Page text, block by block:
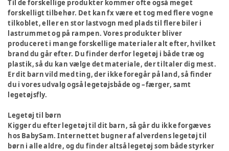
Til de forskellige produkter kommer ofte også meget
forskelligt tilbehør. Det kan fx være et tog med flere vogne
tilkoblet, eller en stor lastvogn med plads til flere biler i
lastrummet og på rampen. Vores produkter bliver
produceret i mange forskellige materialer alt efter, hvilket
brand du går efter. Du finder derfor legetøj i både træ og
plastik, så du kan vælge det materiale, der tiltaler dig mest.
Er dit barn vild med ting, der ikke foregår på land, så finder
du i vores udvalg også legetøjsbåde og –færger, samt
legetøjsfly.
Legetøj til børn
Kigger du efter legetøj til dit barn, så går du ikke forgæves
hos BabySam. Internettet bugner af alverdens legetøj til
børn i alle aldre, og du finder altså legetøj som både styrker